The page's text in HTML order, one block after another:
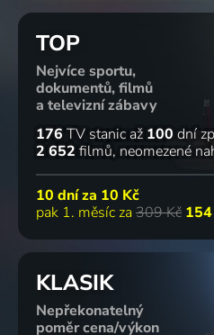
TOP
Nejvíce sportu,
dokumentů, filmů
a televizní zábavy
176 TV stanic až 100 dní
2 652 filmů neomezené
10 dní za 10 Kč
pak 1. měsíc za 309 Kč
KLASIK
Nepřekonatelný
poměr cena/výkon